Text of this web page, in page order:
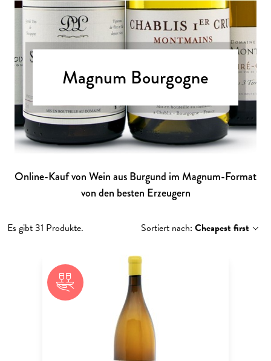
Magnum Bourgogne
Online-Kauf von Wein aus Burgund im Magnum-Format
von den besten Erzeugern
Es gibt 31 Produkte. Sortiert nach: Cheapest first